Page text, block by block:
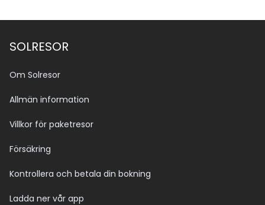
SOLRESOR
Om Solresor
Allmän information
Villkor för paketresor
Försäkring
Kontrollera och betala din bokning
Ladda ner vår app